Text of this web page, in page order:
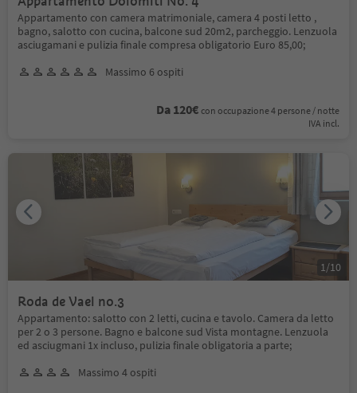
Appartamento con camera matrimoniale, camera 4 posti letto ,
bagno, salotto con cucina, balcone sud 20m2, parcheggio. Lenzuola
asciugamani e pulizia finale compresa obligatorio Euro 85,00;
Massimo 6 ospiti
Da 120€ con occupazione 4 persone / notte
IVA incl.
Roda de Vael no.3
Appartamento: salotto con 2 letti, cucina e tavolo. Camera da letto
per 2 o 3 persone. Bagno e balcone sud Vista montagne. Lenzuola
ed asciugmani 1x incluso, pulizia finale obligatoria a parte;
Massimo 4 ospiti
1 /10